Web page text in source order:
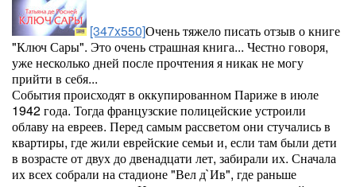
[347x550]Очень тяжело писать отзыв о книге
"Ключ Сары". Это очень страшная книга... Честно говоря,
уже несколько дней после прочтения я никак не могу
прийти в себя...
События происходят в оккупированном Париже в июле
1942 года. Тогда французские полицейские устроили
облаву на евреев. Перед самым рассветом они стучались в
квартиры, где жили еврейские семьи и, если там были дети
в возрасте от двух до двенадцати лет, забирали их. Сначала
их всех собрали на стадионе "Вел д`Ив", где раньше